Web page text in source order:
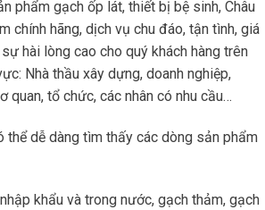
phẩm gạch ốp lát, thiết bị bệ sinh, Châu
chính hãng, dịch vụ chu đáo, tận tình, giá
hài lòng cao cho quý khách hàng trên
Nhà thầu xây dựng, doanh nghiệp,
quan, tổ chức, các nhân có nhu cầu…
thể dễ dàng tìm thấy các dòng sản phẩm
khẩu và trong nước, gạch thảm, gạch